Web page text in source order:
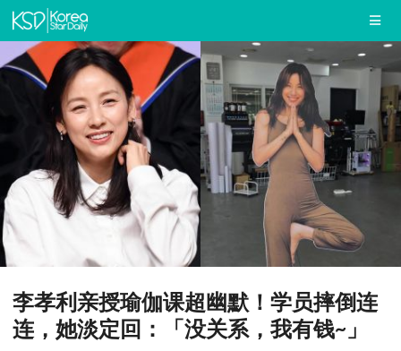
李孝利亲授瑜伽课超幽默！学员摔倒连
连，她淡定回：「没关系，我有钱~」